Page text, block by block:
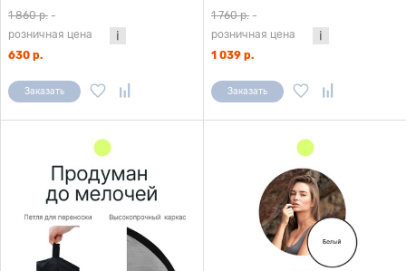
1 860 р. -
розничная цена
630 р.
Заказать
1 760 р. -
розничная цена
1 039 р.
Заказать